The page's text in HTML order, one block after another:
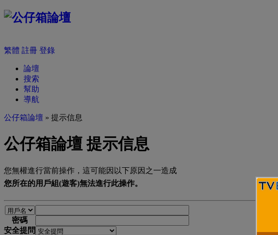
繁體 註冊 登錄
論壇
搜索
幫助
導航
公仔箱論壇 » 提示信息
公仔箱論壇 提示信息
您無權進行當前操作，這可能因以下原因之一造成
您所在的用戶組(遊客)無法進行此操作。
密碼
安全提問